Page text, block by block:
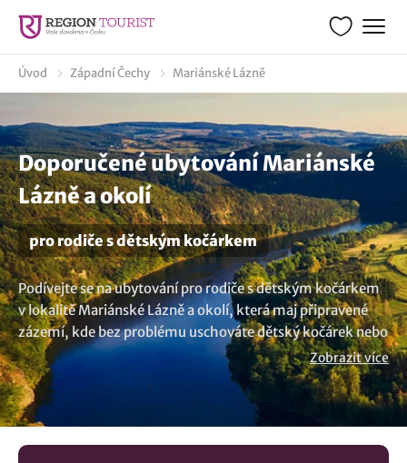
Úvod Západní Čechy Mariánské Lázně
Doporučené ubytování Mariánské
Lázně a okolí
pro rodiče s dětským kočárkem
Podívejte se na ubytování pro rodiče s dětským kočárkem
v lokalitě Mariánské Lázně a okolí, která maj připravené
zázemí, kde bez problému uschováte dětský kočárek nebo
vozík za kolo. Vychutnejte si pohodlí a bezpečí
ubytovacích prostor, které mají pro své hosty i úschovnu
na kola a dětské kočárky. Nenašli jste to co hledáte?
Prozkoumejte další tipy na
ubytování v lokalitě Mariánské
Lázně..
Zobrazit více